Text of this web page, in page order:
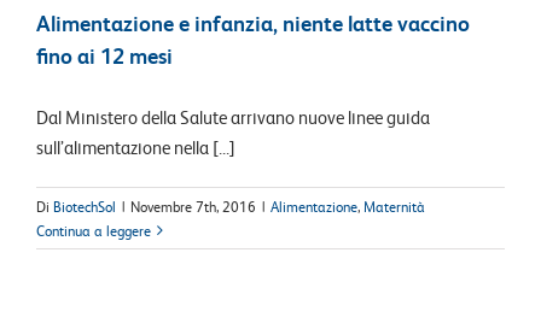
Alimentazione e infanzia, niente latte vaccino
fino ai 12 mesi
Dal Ministero della Salute arrivano nuove linee guida
sull’alimentazione nella [...]
Di BiotechSol | Novembre 7th, 2016 | Alimentazione, Maternità
Continua a leggere